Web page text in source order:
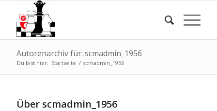
Autorenarchiv für: scmadmin_1956
Du bist hier: Startseite / scmadmin_1956
Über scmadmin_1956